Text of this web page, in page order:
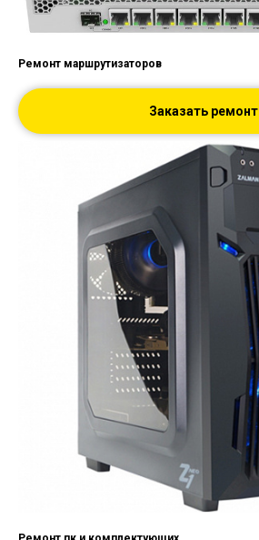
Ремонт маршрутизаторов
Заказать ремонт